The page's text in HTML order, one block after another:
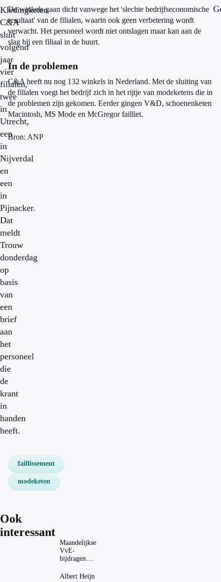
Kledingketen
C&A
sluit
volgend
jaar
vier
filialen,
twee
in
Utrecht,
een
in
Nijverdal
en
een
in
Pijnacker.
Dat
meldt
Trouw
donderdag
op
basis
van
een
brief
aan
het
personeel
die
de
krant
in
handen
heeft.
De winkels gaan dicht vanwege het 'slechte bedrijfseconomische
resultaat' van de filialen, waarin ook geen verbetering wordt
verwacht. Het personeel wordt niet ontslagen maar kan aan de
slag bij een filiaal in de buurt.
In de problemen
C&A heeft nu nog 132 winkels in Nederland. Met de sluiting van
de filialen voegt het bedrijf zich in het rijtje van modeketens die in
de problemen zijn gekomen. Eerder gingen V&D, schoenenketen
Macintosh, MS Mode en McGregor failliet.
Bron: ANP
faillissement
modeketen
Ook
interessant
Maandelijkse
VvE-
bijdragen
dat invloed
Albert Heijn